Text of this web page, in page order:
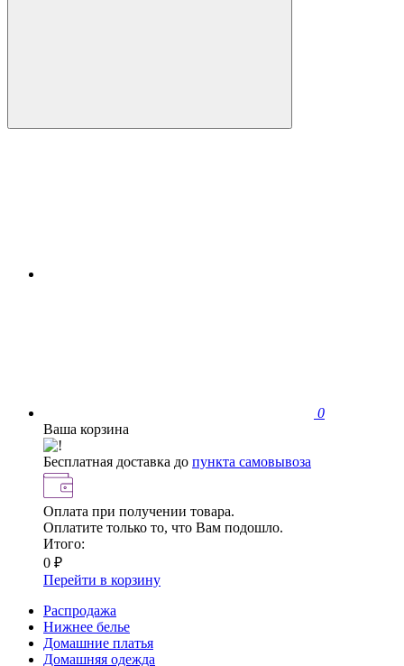
0
Ваша корзина
Бесплатная доставка до пункта самовывоза
Оплата при получении товара.
Оплатите только то, что Вам подошло.
Итого:
0 ₽
Перейти в корзину
Распродажа
Нижнее белье
Домашние платья
Домашняя одежда